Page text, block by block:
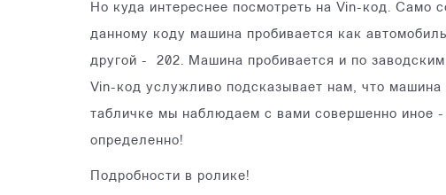
Но куда интереснее посмотреть на Vin-код. Само
данному коду машина пробивается как
другой - 202. Машина пробивается и по
Vin-код услужливо подсказывает нам, что
табличке мы наблюдаем с вами совершенно иное
определенно!
Подробности в ролике!